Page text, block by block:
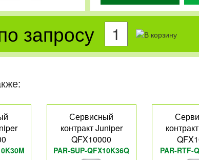
запросу
Сервисный
контракт Juniper
QFX10000
PAR-SUP-QFX10K36Q PAR-RTF-